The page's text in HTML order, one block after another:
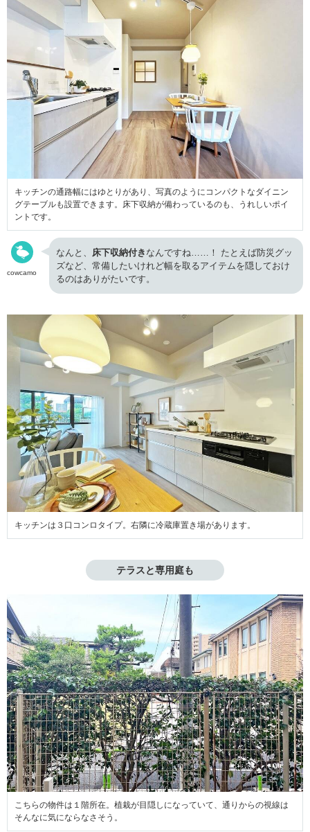
キッチンの通路幅にはゆとりがあり、写真のようにコンパクトなダイニン
グテーブルも設置できます。床下収納が備わっているのも、うれしいポイ
ントです。
cowcamo
なんと、 床下収納付き なんですね……！ たとえば防災グッ
ズなど、常備したいけれど幅を取るアイテムを隠しておけ
るのはありがたいです。
キッチンは３口コンロタイプ。右隣に冷蔵庫置き場があります。
テラスと専用庭も
こちらの物件は１階所在。植栽が目隠しになっていて、通りからの視線は
そんなに気にならなさそう。